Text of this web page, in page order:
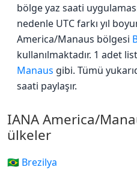
bölge yaz saati
nedenle UTC farkı yıl
America/Manaus bölgesi
kullanılmaktadır. 1 adet
Manaus gibi. Tümü
saati paylaşır.
IANA America/
ülkeler
🇧🇷 Brezilya